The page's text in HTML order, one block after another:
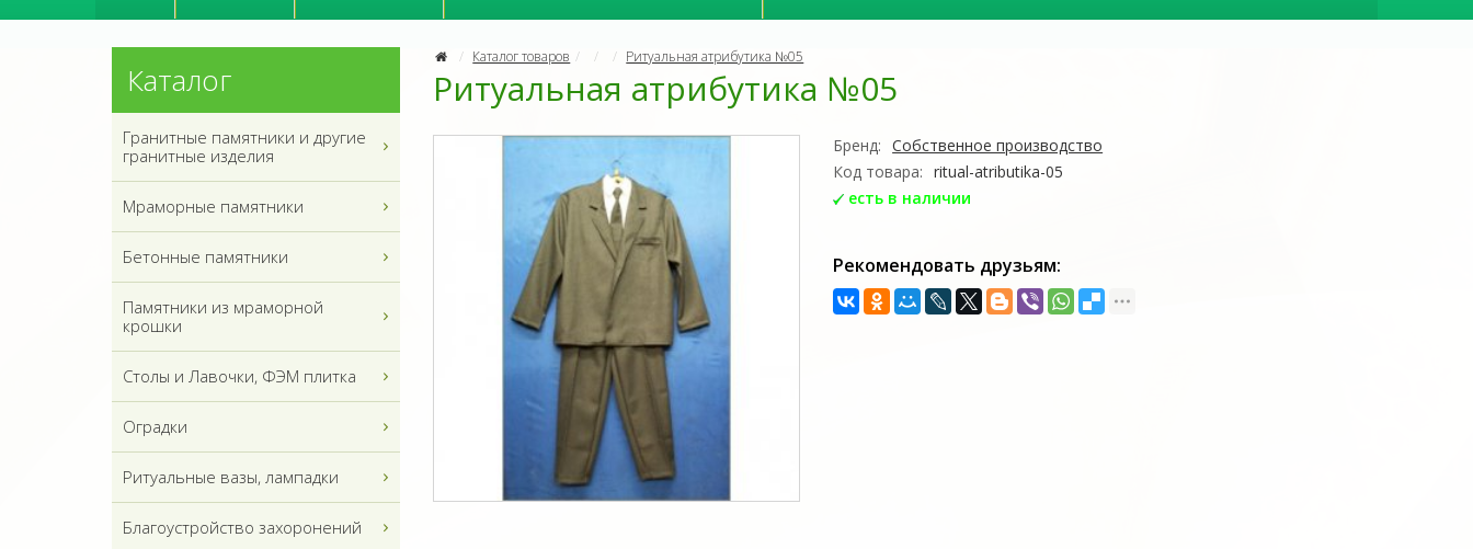
Каталог товаров Ритуальная атрибутика №05
Ритуальная атрибутика №05
Бренд: Собственное производство
Код товара: ritual-atributika-05
есть в наличии
Рекомендовать друзьям:
Каталог
Гранитные памятники и другие
гранитные изделия
Мраморные памятники
Бетонные памятники
Памятники из мраморной
крошки
Столы и Лавочки, ФЭМ плитка
Оградки
Ритуальные вазы, лампадки
Благоустройство захоронений